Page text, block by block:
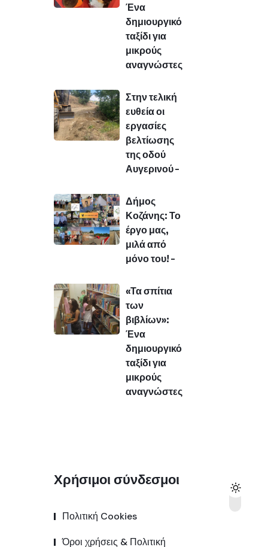
Ένα
δημιουργικό
ταξίδι για
μικρούς
αναγνώστες
Στην τελική
ευθεία οι
εργασίες
βελτίωσης
της οδού
Αυγερινού –
Δήμος
Κοζάνης: Το
έργο μας,
μιλά από
μόνο του! –
«Τα σπίτια
των
βιβλίων»:
Ένα
δημιουργικό
ταξίδι για
μικρούς
αναγνώστες
Χρήσιμοι σύνδεσμοι
Πολιτική Cookies
Όροι χρήσεις & Πολιτική